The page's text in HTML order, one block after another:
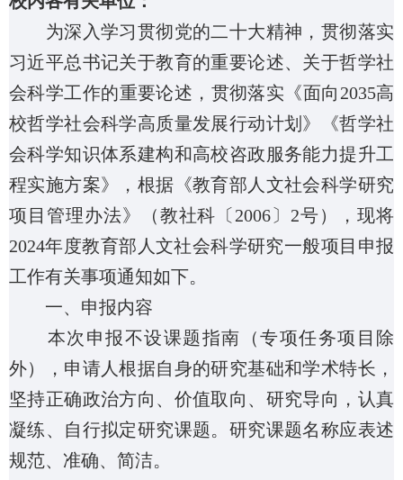
为深入学习贯彻党的二十大精神，贯彻落实
习近平总书记关于教育的重要论述、关于哲学社
会科学工作的重要论述，贯彻落实《面向2035高
校哲学社会科学高质量发展行动计划》《哲学社
会科学知识体系建构和高校咨政服务能力提升工
程实施方案》，根据《教育部人文社会科学研究
项目管理办法》（教社科〔2006 〕2号），现将
2024年度教育部人文社会科学研究一般项目申报
工作有关事项通知如下。
一、申报内容
本次申报不设课题指南（专项任务项目除
外），申请人根据自身的研究基础和学术特长，
坚持正确政治方向、价值取向、研究导向，认真
凝练、自行拟定研究课题。研究课题名称应表述
规范、准确、简洁。